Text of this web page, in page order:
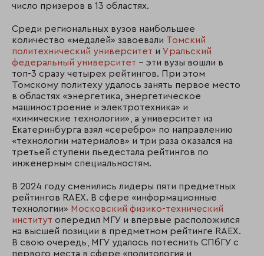
число призеров в 13 областях.
Среди региональных вузов наибольшее
количество «медалей» завоевали Томский
политехнический университет и Уральский
федеральный университет – эти вузы вошли в
топ-3 сразу четырех рейтингов. При этом
Томскому политеху удалось занять первое место
в областях «энергетика, энергетическое
машиностроение и электротехника» и
«химические технологии», а университет из
Екатеринбурга взял «серебро» по направлению
«технологии материалов» и три раза оказался на
третьей ступени пьедестала рейтингов по
инженерным специальностям.
В 2024 году сменились лидеры пяти предметных
рейтингов RAEX. В сфере «информационные
технологии» Московский физико-технический
институт опередил МГУ и впервые расположился
на высшей позиции в предметном рейтинге RAEX.
В свою очередь, МГУ удалось потеснить СПбГУ с
первого места в сфере «политология и